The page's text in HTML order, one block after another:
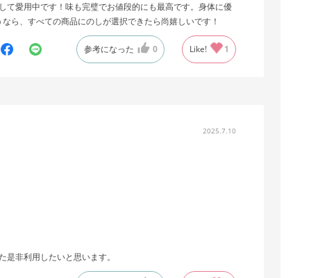
て愛用中です！味も完璧でお値段的にも最高です。身体に優
ら、すべての商品にのしが選択できたら尚嬉しいです！
参考になった 0 Like! 1
2025.7.10
非利用したいと思います。